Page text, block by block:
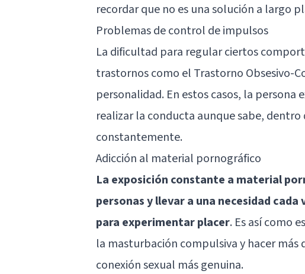
recordar que no es una solución a largo
Problemas de control de impulsos
La dificultad para regular ciertos
trastornos como el Trastorno Obsesivo-
personalidad. En estos casos, la
realizar la conducta aunque sabe,
constantemente.
Adicción al material pornográfico
La exposición constante a material
personas y llevar a una necesidad
para experimentar placer. Es así como
la masturbación compulsiva y hacer
conexión sexual más genuina.